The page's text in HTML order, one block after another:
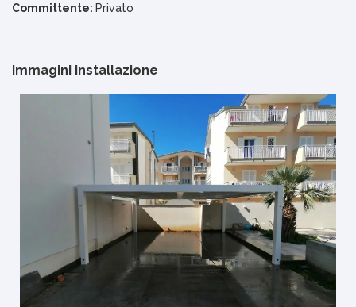
Committente: Privato
Immagini installazione